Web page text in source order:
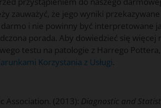
zauważyć, że jego wyniki przekazywane
darmo i nie powinny być interpretowane
porada. Aby dowiedzieć się więcej
testu na patologie z Harrego Pottera,
Korzystania z Usługi.
Association. (2013): Diagnostic and